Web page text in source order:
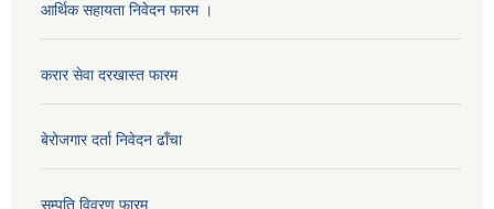
आर्थिक सहायता निवेदन फारम ।
करार सेवा दरखास्त फारम
बेरोजगार दर्ता निवेदन ढाँचा
सम्पति विवरण फारम